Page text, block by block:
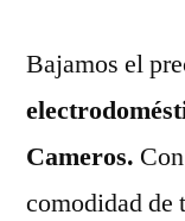
Bajamos el
Cameros.
comodidad de